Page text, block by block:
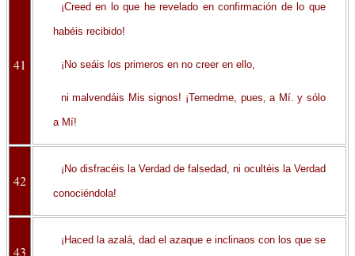
41
¡Creed en lo que he revelado en confirmación de lo que
habéis recibido!
¡No seáis los primeros en no creer en ello,
ni malvendáis Mis signos! ¡Temedme, pues, a Mí. y sólo
a Mí!
42
¡No disfracéis la Verdad de falsedad, ni ocultéis la Verdad
conociéndola!
43
¡Haced la azalá, dad el azaque e inclinaos con los que se